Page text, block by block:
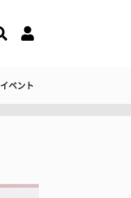
イベント